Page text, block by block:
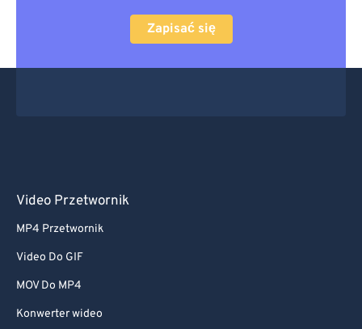
Zapisać się
Video Przetwornik
MP4 Przetwornik
Video Do GIF
MOV Do MP4
Konwerter wideo